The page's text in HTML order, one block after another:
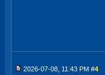
2026-07-08, 11:43 PM #4